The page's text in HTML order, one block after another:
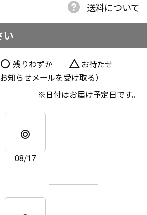
送料について
い
残りわずか
お待たせ
知らせメールを受け取る）
日付はお届け予定日です。
08/17